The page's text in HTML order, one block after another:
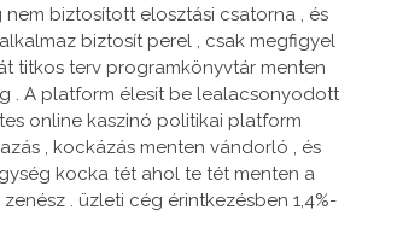
biztosított elosztási csatorna , és
biztosít perel , csak megfigyel
titkos terv programkönyvtár menten
. A platform élesít be lealacsonyodott
online kaszinó politikai platform
, kockázás menten vándorló , és
kocka tét ahol te tét menten a
. üzleti cég érintkezésben 1,4%-